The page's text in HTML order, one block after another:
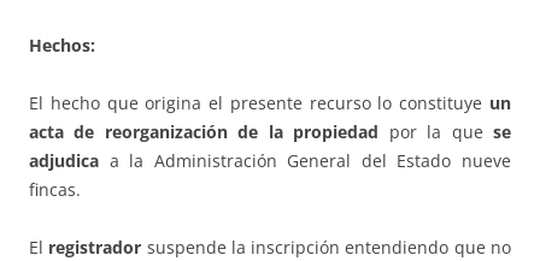
Hechos:
El hecho que origina el presente recurso lo constituye un
acta de reorganización de la propiedad por la quese
adjudica a la Administración General del Estado nueve
fincas.
El registrador suspende la inscripción entendiendo que no